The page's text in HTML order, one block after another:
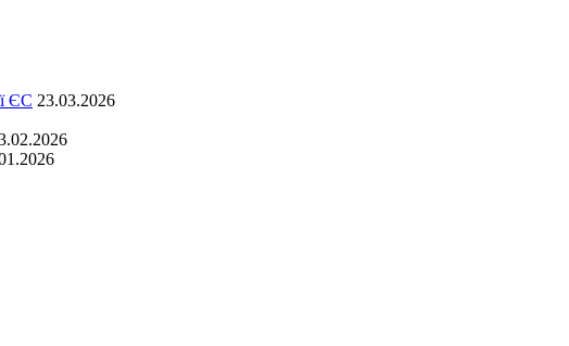
ЄС 23.03.2026